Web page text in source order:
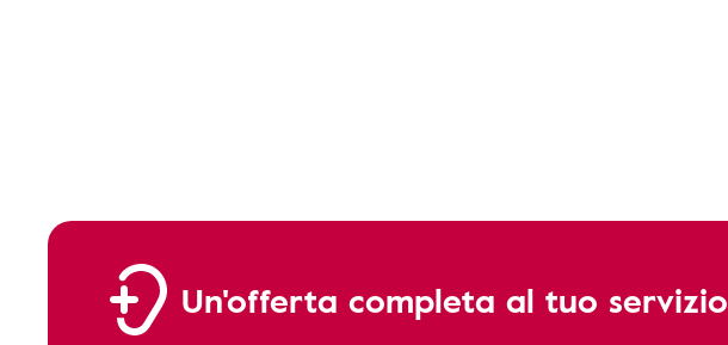
Un'offerta completa al tuo servizio